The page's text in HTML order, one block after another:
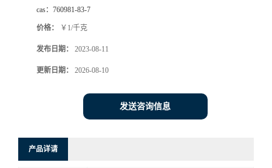
cas： 760981-83-7
价格： ￥1/千克
发布日期： 2023-08-11
更新日期： 2026-08-10
发送咨询信息
产品详请